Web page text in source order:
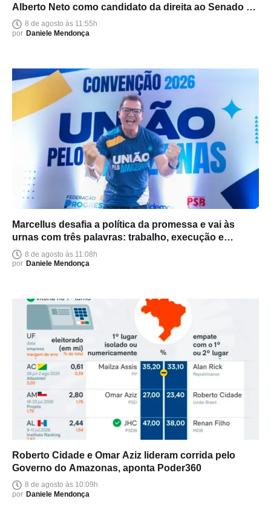
Alberto Neto como candidato da direita ao Senado no
Amazonas
8 de agosto às 11:55h
por Daniele Mendonça
Marcellus desafia a política da promessa e vai às
urnas com três palavras: trabalho, execução e
entrega
8 de agosto às 11:08h
por Daniele Mendonça
Roberto Cidade e Omar Aziz lideram corrida pelo
Governo do Amazonas, aponta Poder360
8 de agosto às 10:09h
por Daniele Mendonça